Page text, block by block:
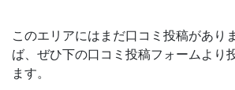
このエリアにはまだ口コミ投稿があり
ば、ぜひ下の口コミ投稿フォームより
ます。